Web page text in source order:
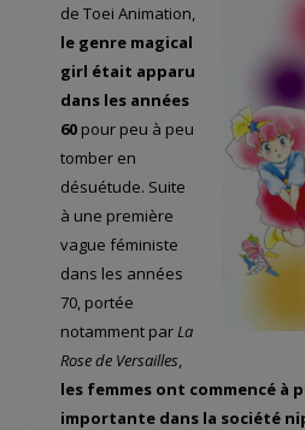
de Toei Animation,
le genre magical
girl était apparu
dans les années
60 pour peu à peu
tomber en
désuétude. Suite
à une première
vague féministe
dans les années
70, portée
notamment par La
Rose de Versailles
les femmes ont commencé à
importante dans la société